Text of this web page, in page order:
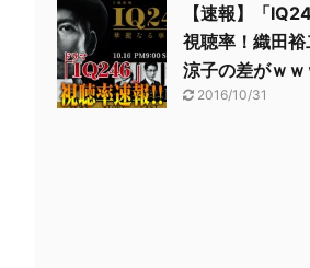
【速報】「
視聴率！織田
涼子の差がｗｗ
2016/10/31